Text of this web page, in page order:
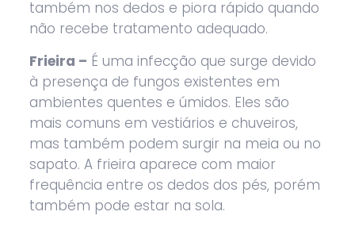
também nos dedos e piora rápido quando
não recebe tratamento adequado.
Frieira – É uma infecção que surge devido
à presença de fungos existentes em
ambientes quentes e úmidos. Eles são
mais comuns em vestiários e chuveiros,
mas também podem surgir na meia ou no
sapato. A frieira aparece com maior
frequência entre os dedos dos pés, porém
também pode estar na sola.